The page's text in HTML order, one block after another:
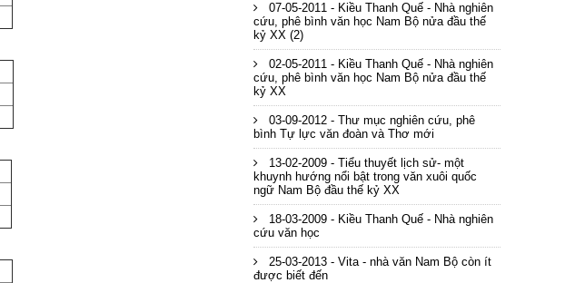
07-05-2011 - Kiều Thanh Quế - Nhà nghiên
cứu, phê bình văn học Nam Bộ nửa đầu thế
kỷ XX (2)
02-05-2011 - Kiều Thanh Quế - Nhà nghiên
cứu, phê bình văn học Nam Bộ nửa đầu thế
kỷ XX
03-09-2012 - Thư mục nghiên cứu, phê
bình Tự lực văn đoàn và Thơ mới
13-02-2009 - Tiểu thuyết lịch sử- một
khuynh hướng nổi bật trong văn xuôi quốc
ngữ Nam Bộ đầu thế kỷ XX
18-03-2009 - Kiều Thanh Quế - Nhà nghiên
cứu văn học
25-03-2013 - Vita - nhà văn Nam Bộ còn ít
được biết đến